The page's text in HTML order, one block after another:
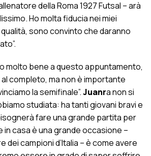
della Roma 1927 Futsal – arà
Ho molta fiducia nei miei
sono convinto che daranno
molto bene a questo appuntamento,
completo, ma non è importante
la semifinale”.Juanra non si
studiata: ha tanti giovani bravi e
fare una grande partita per
in casa è una grande occasione –
dei campioni d’Italia – è come avere